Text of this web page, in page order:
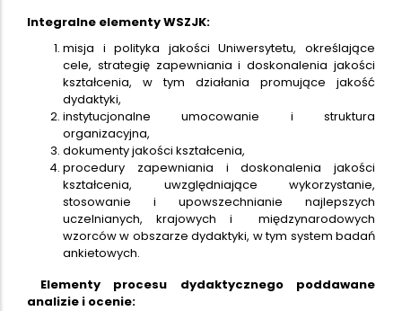
Integralne elementy WSZJK:
misja i polityka jakości Uniwersytetu, określające
cele, strategię zapewniania i doskonalenia jakości
kształcenia, w tym działania promujące jakość
dydaktyki,
instytucjonalne umocowanie i struktura
organizacyjna,
dokumenty jakości kształcenia,
procedury zapewniania i doskonalenia jakości
kształcenia, uwzględniające wykorzystanie,
stosowanie i upowszechnianie najlepszych
uczelnianych, krajowych i międzynarodowych
wzorców w obszarze dydaktyki, w tym system badań
ankietowych.
Elementy procesu dydaktycznego poddawane
analizie i ocenie: